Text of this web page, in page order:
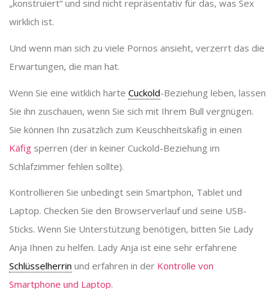
„konstruiert“ und sind nicht repräsentativ für das, was Sex
wirklich ist.
Und wenn man sich zu viele Pornos ansieht, verzerrt das die
Erwartungen, die man hat.
Wenn Sie eine witklich harte Cuckold-Beziehung leben, lassen
Sie ihn zuschauen, wenn Sie sich mit Ihrem Bull vergnügen.
Sie können Ihn zusätzlich zum Keuschheitskäfig in einen
Käfig sperren (der in keiner Cuckold-Beziehung im
Schlafzimmer fehlen sollte).
Kontrollieren Sie unbedingt sein Smartphon, Tablet und
Laptop. Checken Sie den Browserverlauf und seine USB-
Sticks. Wenn Sie Unterstützung benötigen, bitten Sie Lady
Anja Ihnen zu helfen. Lady Anja ist eine sehr erfahrene
Schlüsselherrin und erfahren in der Kontrolle von
Smartphone und Laptop.